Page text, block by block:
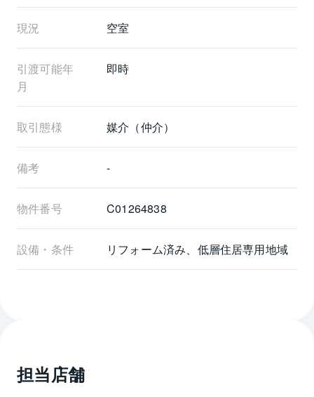
現況 空室
引渡可能年
月
即時
取引態様 媒介（仲介）
備考 -
物件番号 C01264838
設備・条件 リフォーム済み、低層住居専用地域
担当店舗